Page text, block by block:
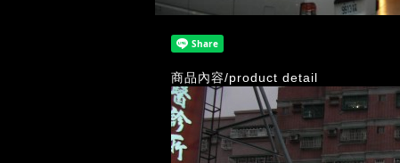
商品內容/product detail